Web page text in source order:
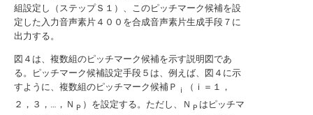
組設定し（ステップＳ１）、このピッチマーク候補を設
定した入力音声素片４００を合成音声素片生成手段７に
出力する。
図４は、複数組のピッチマーク候補を示す説明図であ
る。ピッチマーク候補設定手段５は、例えば、図４に示
すように、複数組のピッチマーク候補Ｐ
ｉ
（ｉ＝１，
２，３，…，Ｎ Ｐ ）を設定する。ただし、Ｎ Ｐ はピッチマ